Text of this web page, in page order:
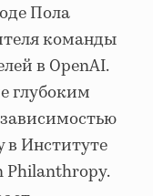
Пола
команды
в OpenAI.
глубоким
в Институте
Philanthropy.